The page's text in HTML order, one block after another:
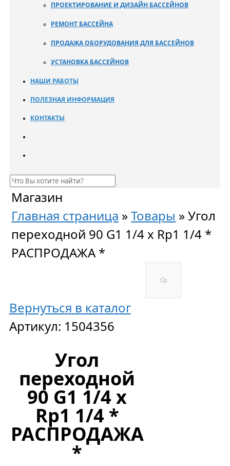
ПРОЕКТИРОВАНИЕ И ДИЗАЙН БАССЕЙНОВ
РЕМОНТ БАССЕЙНА
ПРОДАЖА ОБОРУДОВАНИЯ ДЛЯ БАССЕЙНОВ
УСТАНОВКА БАССЕЙНОВ
НАШИ РАБОТЫ
ПОЛЕЗНАЯ ИНФОРМАЦИЯ
КОНТАКТЫ
Магазин
Главная страница »Товары »Угол
переходной 90 G1 1/4 х Rp1 1/4 *
РАСПРОДАЖА *
Вернуться в каталог
Артикул: 1504356
Угол
переходной
90 G1 1/4 х
Rp1 1/4 *
РАСПРОДАЖА
*